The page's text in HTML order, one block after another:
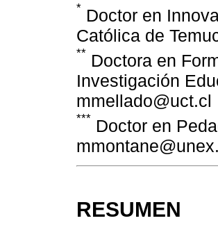
* Doctor en
Católica de
** Doctora en
Investigación
mmellado@uct.cl
*** Doctor en
RESUMEN